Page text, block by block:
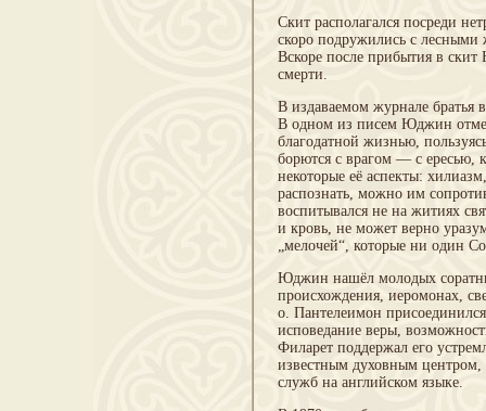
Скит располагался посреди
скоро подружились с
Вскоре после прибытия в скит
смерти.
В издаваемом журнале братья
В одном из писем Юджин
благодатной жизнью,
борются с врагом — с ересью,
некоторые её аспекты:
распознать, можно им
воспитывался не на житиях
и кровь, не может верно
„мелочей“, которые ни один
Юджин нашёл молодых
происхождения, иеромонах,
о. Пантелеимон
исповедание веры,
Филарет поддержал его
известным духовным центром,
служб на английском языке.